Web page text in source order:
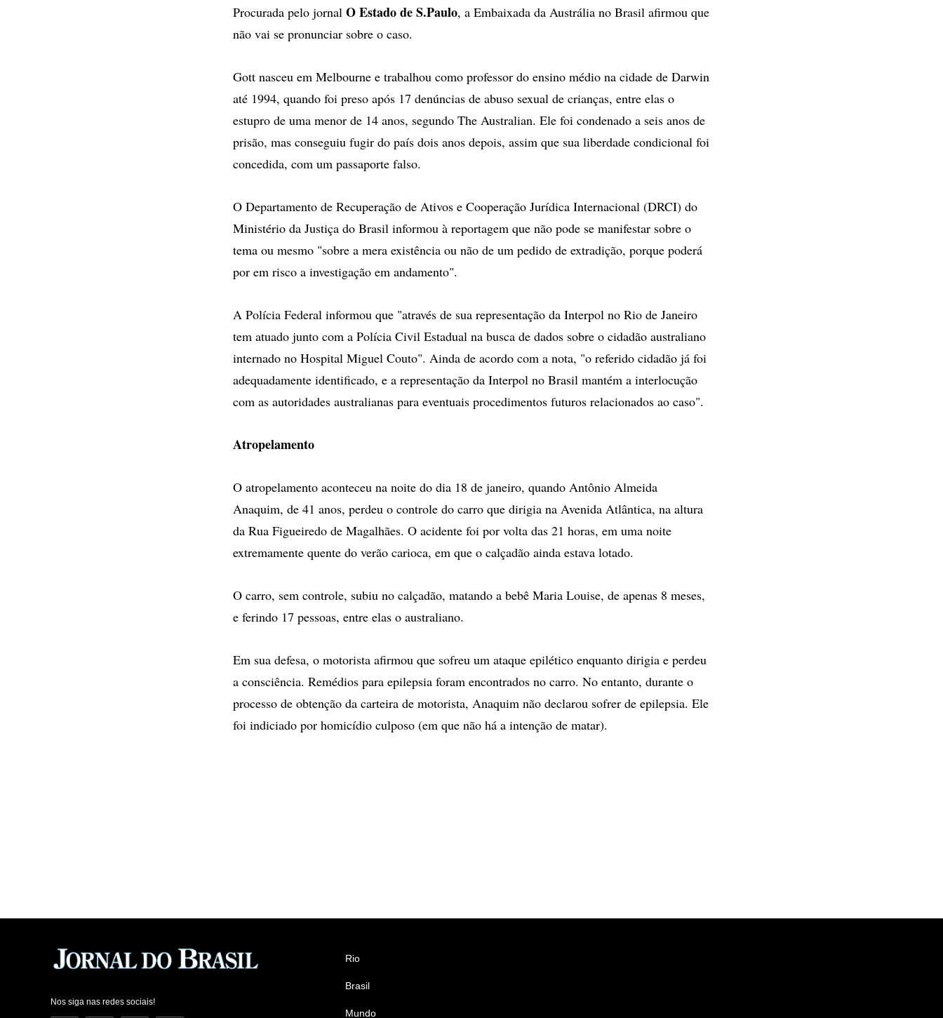
Procurada pelo jornal O Estado de S.Paulo, a Embaixada da Austrália no Brasil afirmou que
não vai se pronunciar sobre o caso.
Gott nasceu em Melbourne e trabalhou como professor do ensino médio na cidade de Darwin
até 1994, quando foi preso após 17 denúncias de abuso sexual de crianças, entre elas o
estupro de uma menor de 14 anos, segundo The Australian. Ele foi condenado a seis anos de
prisão, mas conseguiu fugir do país dois anos depois, assim que sua liberdade condicional foi
concedida, com um passaporte falso.
O Departamento de Recuperação de Ativos e Cooperação Jurídica Internacional (DRCI) do
Ministério da Justiça do Brasil informou à reportagem que não pode se manifestar sobre o
tema ou mesmo "sobre a mera existência ou não de um pedido de extradição, porque poderá
por em risco a investigação em andamento".
A Polícia Federal informou que "através de sua representação da Interpol no Rio de Janeiro
tem atuado junto com a Polícia Civil Estadual na busca de dados sobre o cidadão australiano
internado no Hospital Miguel Couto". Ainda de acordo com a nota, "o referido cidadão já foi
adequadamente identificado, e a representação da Interpol no Brasil mantém a interlocução
com as autoridades australianas para eventuais procedimentos futuros relacionados ao caso".
Atropelamento
O atropelamento aconteceu na noite do dia 18 de janeiro, quando Antônio Almeida
Anaquim, de 41 anos, perdeu o controle do carro que dirigia na Avenida Atlântica, na altura
da Rua Figueiredo de Magalhães. O acidente foi por volta das 21 horas, em uma noite
extremamente quente do verão carioca, em que o calçadão ainda estava lotado.
O carro, sem controle, subiu no calçadão, matando a bebê Maria Louise, de apenas 8 meses,
e ferindo 17 pessoas, entre elas o australiano.
Em sua defesa, o motorista afirmou que sofreu um ataque epilético enquanto dirigia e perdeu
a consciência. Remédios para epilepsia foram encontrados no carro. No entanto, durante o
processo de obtenção da carteira de motorista, Anaquim não declarou sofrer de epilepsia. Ele
foi indiciado por homicídio culposo (em que não há a intenção de matar).
Nos siga nas redes sociais!
Rio
Brasil
Mundo